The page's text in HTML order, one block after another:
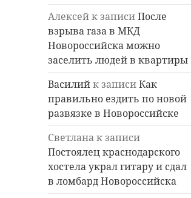
Алексейк записиПосле
взрыва газа в МКД
Новороссийска можно
заселить людей в квартиры
Василийк записиКак
правильно ездить по новой
развязке в Новороссийске
Светланак записи
Постоялец краснодарского
хостела украл гитару и сдал
в ломбард Новороссийска